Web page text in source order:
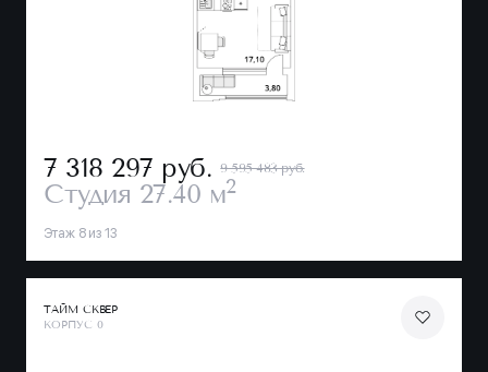
7 318 297 руб. 9 595 483 руб.
Студия 27.40 м2
Этаж 8 из 13
ТАЙМ СКВЕР
КОРПУС 0